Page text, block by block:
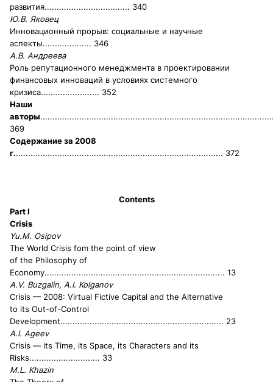
развития................................... 340
Ю.В. Яковец
Инновационный прорыв: социальные и научные
аспекты.................... 346
А.В. Андреева
Роль репутационного менеджмента в проектировании
финансовых инноваций в условиях системного
кризиса........................ 352
Наши
авторы
369
Содержание за 2008
г...................................................................................... 372
Contents
Part I
Crisis
Yu.M. Osipov
The World Crisis fom the point of view
of the Philosophy of
Economy.......................................................................... 13
A.V. Buzgalin, A.I. Kolganov
Crisis — 2008: Virtual Fictive Capital and the Alternative
to its Out-of-Control
Development................................................................... 23
A.I. Ageev
Сrisis — its Time, its Space, its Characters and its
Risks............................. 33
M.L. Khazin